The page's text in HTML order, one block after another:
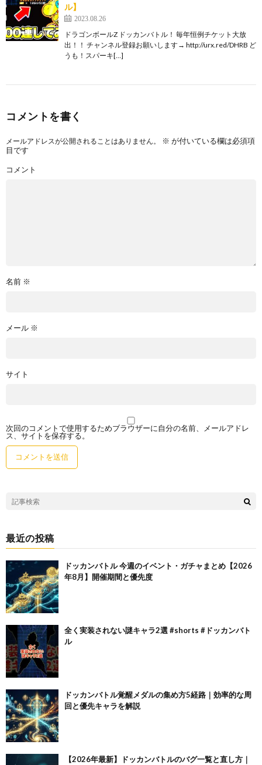
ル】
2023.08.26
ドラゴンボールZ ドッカンバトル！ 毎年恒例チケット大放
出！！ チャンネル登録お願いします→ http://urx.red/DHRB ど
うも！スパーキ[…]
コメントを書く
メールアドレスが公開されることはありません。 ※ が付いている欄は必須項
目です
コメント
名前 ※
メール ※
サイト
次回のコメントで使用するためブラウザーに自分の名前、メールアドレ
ス、サイトを保存する。
最近の投稿
ドッカンバトル 今週のイベント・ガチャまとめ【2026
年8月】開催期間と優先度
全く実装されない謎キャラ2選 #shorts #ドッカンバト
ル
ドッカンバトル覚醒メダルの集め方5経路｜効率的な周
回と優先キャラを解説
【2026年最新】ドッカンバトルのバグ一覧と直し方｜